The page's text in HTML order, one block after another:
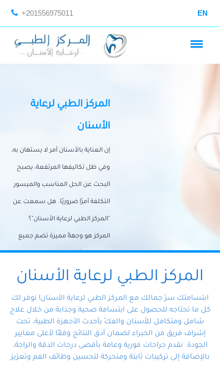
+201556975011 EN
المركز الطبي لرعاية
الأسنان
إن العناية بالأسنان أمر لا يستهان به،
وفي ظل تكاليفها المرتفعة، يصبح
البحث عن الحل المناسب والميسور
التكلفة أمرًا ضروريًا. هل سمعت عن
"المركز الطبي لرعاية الأسنان"؟
المركز هو وجهةً مميزة تضم جميع
احتياجات الأسنان تحت سقف واحد،
وتضمن لك حلاً شاملًا لجميع
المتخصص ذوي الخبرة، ستجد نفسك
في أيد أمينة تلبي احتياجاتك بكل
احترافية ودقة.
المركز الطبي لرعاية الأسنان
ابتسامتك سرّ جمالك مع المركز الطبي لرعاية الأسنان! نوفر لك
كل ما تحتاجه للحصول على ابتسامة صحية وجذابة من خلال علاج
شامل ومتكامل للأسنان والفكّ بأحدث الأجهزة الطبية، تحت
إشراف فريق من الخبراء لضمان أدق النتائج وفقًا لأعلى معايير
الجودة. نقدم جراحات فورية وعامة بأقصى درجات الدقة والراحة،
بالإضافة إلى تركيبات ثابتة ومتحركة لتحسين وظائف الفم وتعزيز